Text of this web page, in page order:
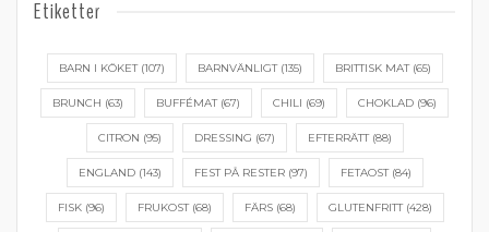
Etiketter
BARN I KÖKET(107) BARNVÄNLIGT(135) BRITTISK MAT(65)
BRUNCH (63) BUFFÉMAT(67) CHILI (69) CHOKLAD (96)
CITRON (95) DRESSING (67) EFTERRÄTT(88)
ENGLAND(143) FEST PÅ RESTER(97) FETAOST(84)
FISK(96) FRUKOST(68) FÄRS(68) GLUTENFRITT(428)